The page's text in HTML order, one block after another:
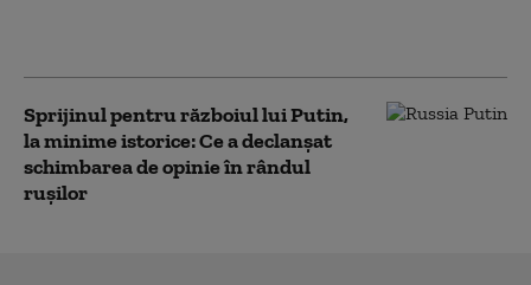
Sprijinul pentru războiul lui Putin,
la minime istorice: Ce a declanșat
schimbarea de opinie în rândul
rușilor